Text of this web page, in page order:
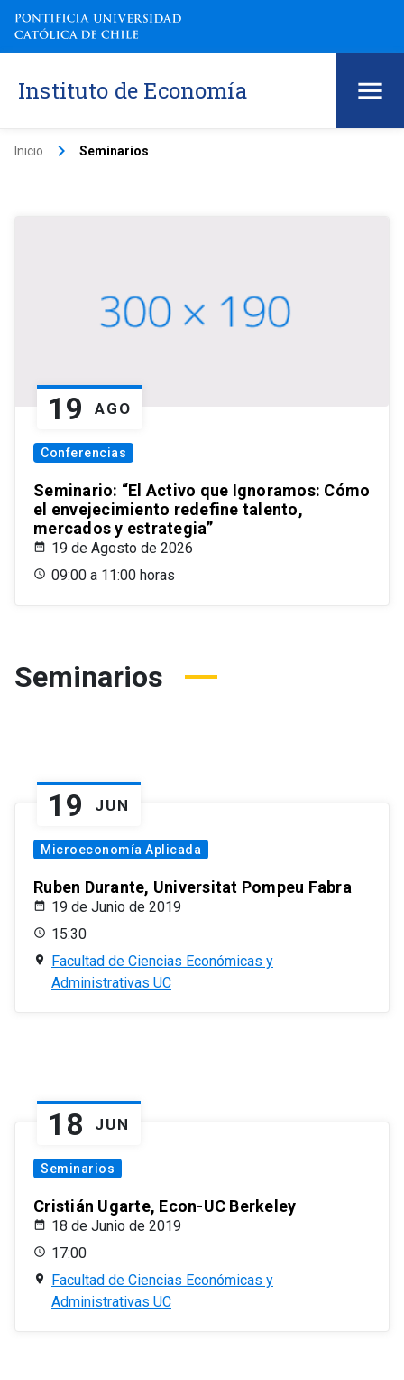
Instituto de Economía
Inicio keyboard_arrow_right Seminarios
19 AGO
Conferencias
Seminario: “El Activo que Ignoramos: Cómo
el envejecimiento redefine talento,
mercados y estrategia”
19 de Agosto de 2026
09:00 a 11:00 horas
Seminarios
19 JUN
Microeconomía Aplicada
Ruben Durante, Universitat Pompeu Fabra
19 de Junio de 2019
15:30
Facultad de Ciencias Económicas y
Administrativas UC
18 JUN
Seminarios
Cristián Ugarte, Econ-UC Berkeley
18 de Junio de 2019
17:00
Facultad de Ciencias Económicas y
Administrativas UC